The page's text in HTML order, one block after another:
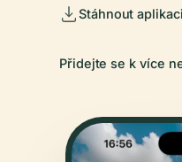
Stáhnout aplikaci
Přidejte se k více